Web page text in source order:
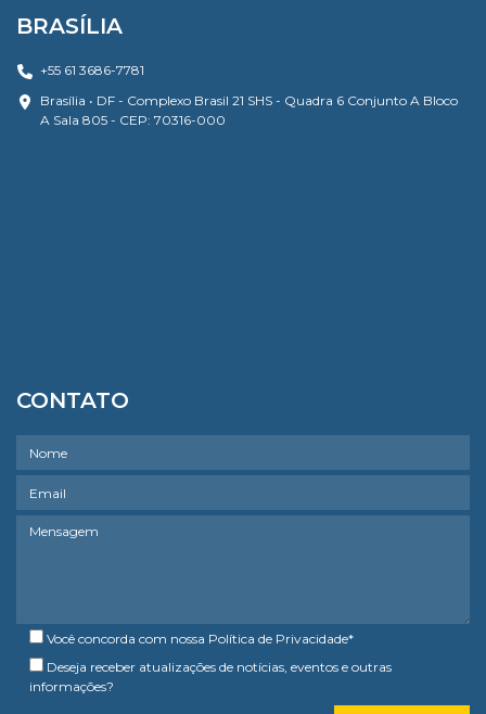
BRASÍLIA
+55 61 3686-7781
Brasília • DF - Complexo Brasil 21 SHS - Quadra 6 Conjunto A Bloco
A Sala 805 - CEP: 70316-000
CONTATO
Você concorda com nossa Política de Privacidade*
Deseja receber atualizações de notícias, eventos e outras
informações?